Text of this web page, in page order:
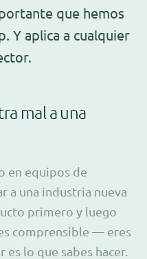
que hemos
Y aplica a cualquier
mal a una
en equipos de
a una industria nueva
primero y luego
comprensible — eres
lo que sabes hacer.